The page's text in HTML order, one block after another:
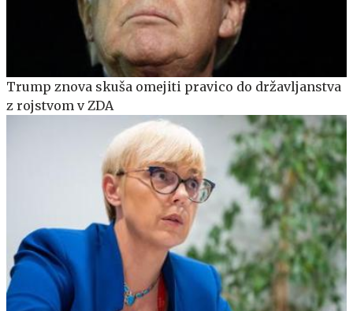
Trump znova skuša omejiti pravico do državljanstva
z rojstvom v ZDA